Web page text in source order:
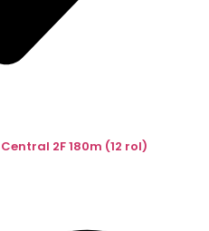
2F 180m (12 rol)